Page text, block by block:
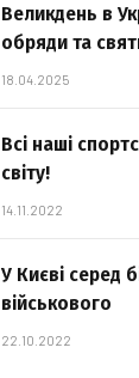
Великдень в
обряди та
18.04.2025
Всі наші
світу!
14.11.2022
У Києві серед
військового
22.10.2022